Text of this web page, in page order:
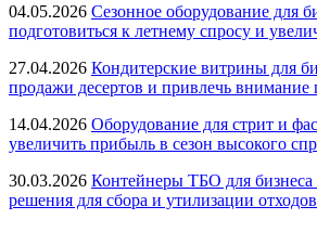
04.05.2026 Сезонное оборудование для
подготовиться к летнему спросу и
27.04.2026 Кондитерские витрины для
продажи десертов и привлечь внимание
14.04.2026 Оборудование для стрит и
увеличить прибыль в сезон высокого
30.03.2026 Контейнеры ТБО для
решения для сбора и утилизации отходов